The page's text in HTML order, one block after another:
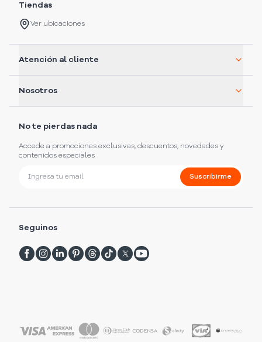
Tiendas
Ver ubicaciones
Atención al cliente
Nosotros
No te pierdas nada
Accede a promociones exclusivas, descuentos, novedades y
contenidos especiales
Suscribirme
Seguinos